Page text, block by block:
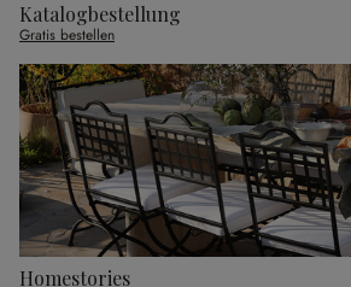
Katalogbestellung
Gratis bestellen
Homestories